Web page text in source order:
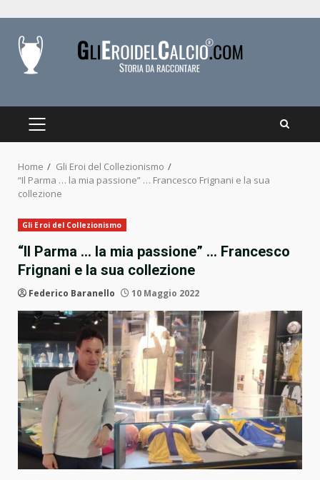
content
PRIMARY
Home
Gli Eroi del Collezionismo
“Il Parma … la mia passione” … Francesco Frignani e la sua
collezione
Gli Eroi del Collezionismo
“Il Parma … la mia passione” … Francesco
Frignani e la sua collezione
Federico Baranello 10 Maggio 2022